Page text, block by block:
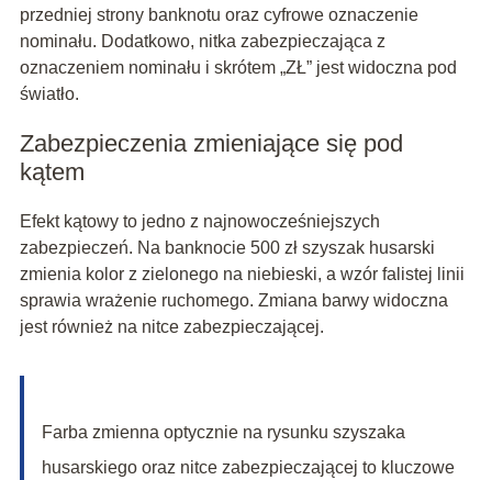
przedniej strony banknotu oraz cyfrowe oznaczenie
nominału. Dodatkowo, nitka zabezpieczająca z
oznaczeniem nominału i skrótem „ZŁ” jest widoczna pod
światło.
Zabezpieczenia zmieniające się pod
kątem
Efekt kątowy to jedno z najnowocześniejszych
zabezpieczeń. Na banknocie 500 zł szyszak husarski
zmienia kolor z zielonego na niebieski, a wzór falistej linii
sprawia wrażenie ruchomego. Zmiana barwy widoczna
jest również na nitce zabezpieczającej.
Farba zmienna optycznie na rysunku szyszaka
husarskiego oraz nitce zabezpieczającej to kluczowe